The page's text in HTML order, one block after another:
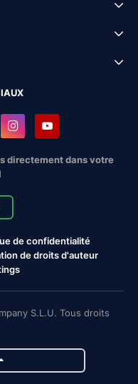
directement dans votre
de confidentialité
de droits d'auteur
S.L.U. Tous droits